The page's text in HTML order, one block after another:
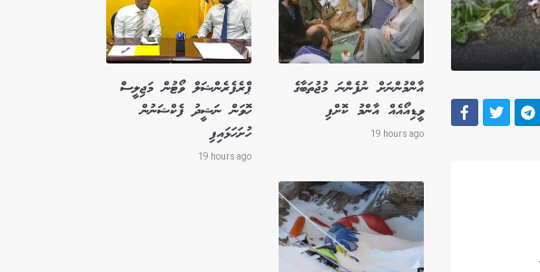
އާންމުންނަށް ނުފެންނަ މުޖުތަބާގެ
ވީޑިއޯއެއް އާންމު ކޮށްފި
19 hours ago
ޕްރެފެރެންޝަލް ވޯޓުން މަޖިލީސް
ހޮވަން ނަޝީދު ފެކްޝަނުން
ހުށަހަޅައިފި
19 hours ago